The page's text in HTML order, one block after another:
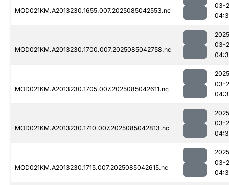
MOD021KM.A2013230.1655.007.2025085042553.nc
03-
MOD021KM.A2013230.1700.007.2025085042758.nc
03-
MOD021KM.A2013230.1705.007.2025085042611.nc
03-
MOD021KM.A2013230.1710.007.2025085042813.nc
03-
MOD021KM.A2013230.1715.007.2025085042615.nc
03-